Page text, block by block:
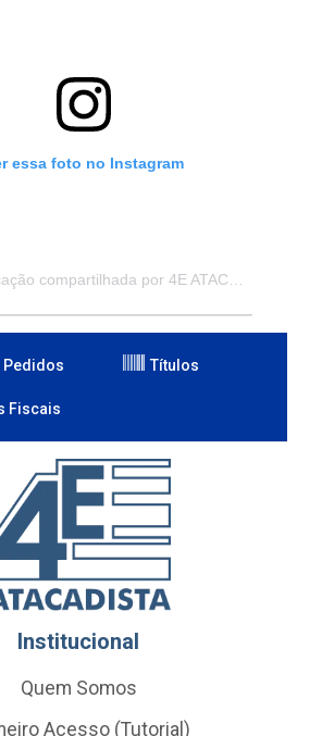
essa foto no Instagram
Títulos
Fiscais
Institucional
Quem Somos
Acesso (Tutorial)